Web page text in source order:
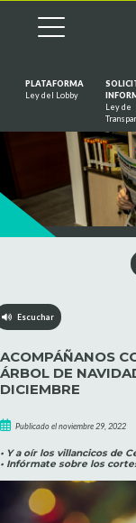
PLATAFORMA
Ley del Lobby
Ley de
Escuchar
ACOMPÁÑANOS
ÁRBOL DE
DICIEMBRE
Publicado el noviembre 29, 2022
• Y a oír los villancicos de
• Infórmate sobre los